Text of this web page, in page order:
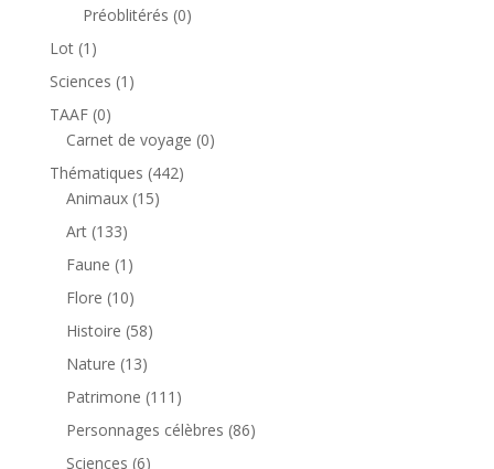
Préoblitérés 00
Lot 1 1
produit
Sciences 1 1
TAAF 00
produit
Carnet de voyage 00
Thématiques 442442
Animaux 1515
Art 133133
produits
Faune 1 1
produit
Flore 1010
produits
Histoire 5858
Nature 1313
produits
Patrimone 111 111
produits
Personnages célèbres 8686
Sciences 66